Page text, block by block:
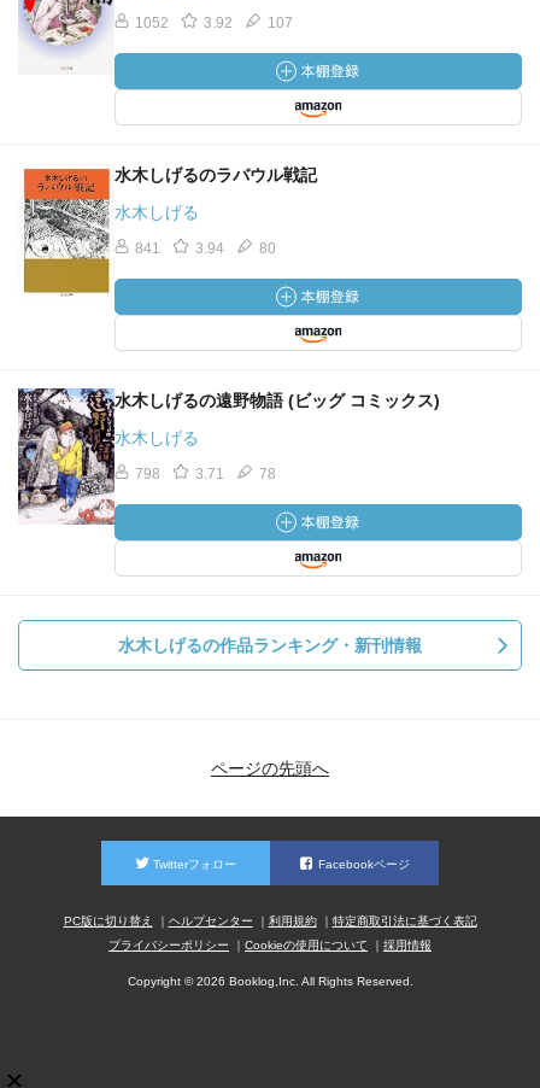
1052 3.92 107
水木しげるのラバウル戦記
水木しげる
841 3.94 80
水木しげるの遠野物語 (ビッグ コミックス)
水木しげる
798 3.71 78
水木しげるの作品ランキング・新刊情報
ページの先頭へ
Twitterフォロー Facebookページ
PC版に切り替え ヘルプセンター 利用規約
特定商取引法に基づく表記
プライバシーポリシー
Cookieの使用について 採用情報
Copyright © 2026 Booklog,Inc. All Rights Reserved.